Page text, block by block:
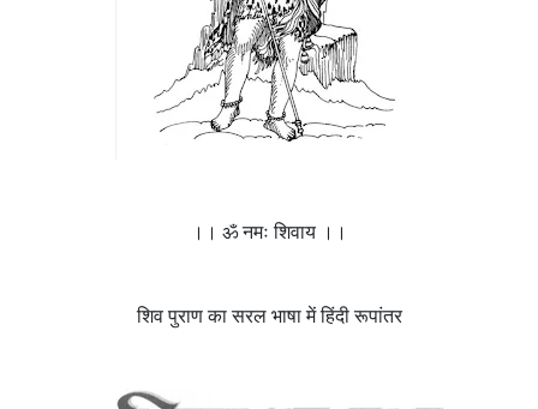
।। ॐ नमः शिवाय ।।
शिव पुराण का सरल भाषा में हिंदी रूपांतर